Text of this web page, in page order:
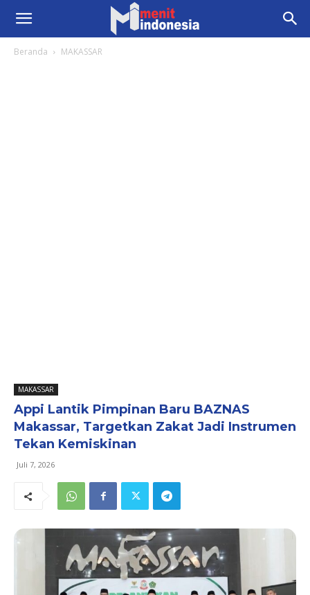
Beranda MAKASSAR
MAKASSAR
Appi Lantik Pimpinan Baru BAZNAS
Makassar, Targetkan Zakat Jadi Instrumen
Tekan Kemiskinan
Juli 7, 2026